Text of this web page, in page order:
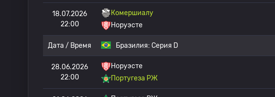
18.07.2026
22:00
Комершиалу
Норуэсте
Дата / Время Бразилия: Серия D
28.06.2026
22:00
Норуэсте
Португеза РЖ